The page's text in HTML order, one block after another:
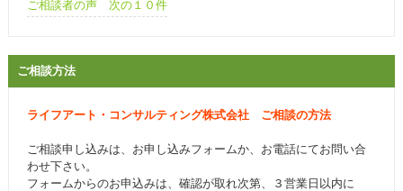
ご相談者の声 次の１０件
ご相談方法
ライフアート・コンサルティング株式会社 ご相談の方法
ご相談申し込みは、お申し込みフォームか、お電話にてお問い合
わせ下さい。
フォームからのお申込みは、確認が取れ次第、３営業日以内に